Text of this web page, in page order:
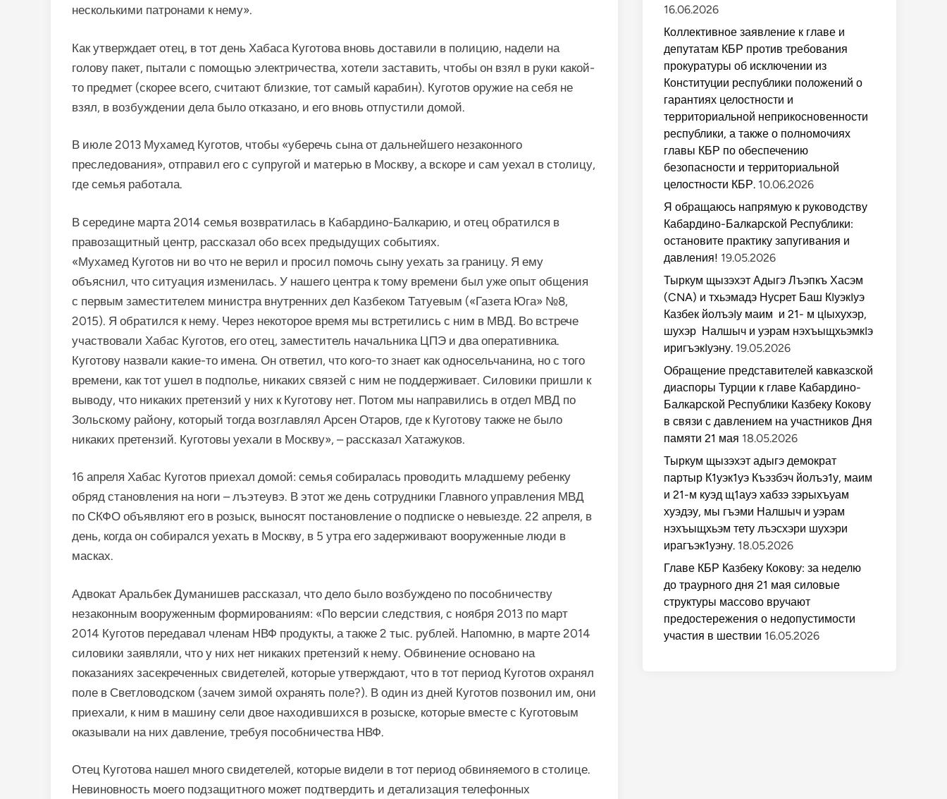
несколькими патронами к нему».
Как утверждает отец, в тот день Хабаса Куготова вновь доставили в полицию, надели на
голову пакет, пытали с помощью электричества, хотели заставить, чтобы он взял в руки какой-
то предмет (скорее всего, считают близкие, тот самый карабин). Куготов оружие на себя не
взял, в возбуждении дела было отказано, и его вновь отпустили домой.
В июле 2013 Мухамед Куготов, чтобы «уберечь сына от дальнейшего незаконного
преследования», отправил его с супругой и матерью в Москву, а вскоре и сам уехал в столицу,
где семья работала.
В середине марта 2014 семья возвратилась в Кабардино-Балкарию, и отец обратился в
правозащитный центр, рассказал обо всех предыдущих событиях.
«Мухамед Куготов ни во что не верил и просил помочь сыну уехать за границу. Я ему
объяснил, что ситуация изменилась. У нашего центра к тому времени был уже опыт общения
с первым заместителем министра внутренних дел Казбеком Татуевым («Газета Юга» №8,
2015). Я обратился к нему. Через некоторое время мы встретились с ним в МВД. Во встрече
участвовали Хабас Куготов, его отец, заместитель начальника ЦПЭ и два оперативника.
Куготову назвали какие-то имена. Он ответил, что кого-то знает как односельчанина, но с того
времени, как тот ушел в подполье, никаких связей с ним не поддерживает. Силовики пришли к
выводу, что никаких претензий у них к Куготову нет. Потом мы направились в отдел МВД по
Зольскому району, который тогда возглавлял Арсен Отаров, где к Куготову также не было
никаких претензий. Куготовы уехали в Москву», – рассказал Хатажуков.
16 апреля Хабас Куготов приехал домой: семья собиралась проводить младшему ребенку
обряд становления на ноги – лъэтеувэ. В этот же день сотрудники Главного управления МВД
по СКФО объявляют его в розыск, выносят постановление о подписке о невыезде. 22 апреля, в
день, когда он собирался уехать в Москву, в 5 утра его задерживают вооруженные люди в
масках.
Адвокат Аральбек Думанишев рассказал, что дело было возбуждено по пособничеству
незаконным вооруженным формированиям: «По версии следствия, с ноября 2013 по март
2014 Куготов передавал членам НВФ продукты, а также 2 тыс. рублей. Напомню, в марте 2014
силовики заявляли, что у них нет никаких претензий к нему. Обвинение основано на
показаниях засекреченных свидетелей, которые утверждают, что в тот период Куготов охранял
поле в Светловодском (зачем зимой охранять поле?). В один из дней Куготов позвонил им, они
приехали, к ним в машину сели двое находившихся в розыске, которые вместе с Куготовым
оказывали на них давление, требуя пособничества НВФ.
Отец Куготова нашел много свидетелей, которые видели в тот период обвиняемого в столице.
Невиновность моего подзащитного может подтвердить и детализация телефонных
16.06.2026
Коллективное заявление к главе и
депутатам КБР против требования
прокуратуры об исключении из
Конституции республики положений о
гарантиях целостности и
территориальной неприкосновенности
республики, а также о полномочиях
главы КБР по обеспечению
безопасности и территориальной
целостности КБР. 10.06.2026
Я обращаюсь напрямую к руководству
Кабардино-Балкарской Республики:
остановите практику запугивания и
давления! 19.05.2026
Тыркум щызэхэт Адыгэ Лъэпкъ Хасэм
(CNA) и тхьэмадэ Нусрет Баш КIуэкIуэ
Казбек йолъэIу маим и 21- м цIыхухэр,
шухэр Налшыч и уэрам нэхъыщхьэмкIэ
иригъэкIуэну. 19.05.2026
Обращение представителей кавказской
диаспоры Турции к главе Кабардино-
Балкарской Республики Казбеку Кокову
в связи с давлением на участников Дня
памяти 21 мая 18.05.2026
Тыркум щызэхэт адыгэ демократ
партыр К1уэк1уэ Къэзбэч йолъэ1у, маим
и 21-м куэд щ1ауэ хабзэ зэрыхъуам
хуэдэу, мы гъэми Налшыч и уэрам
нэхъыщхьэм тету лъэсхэри шухэри
ирагъэк1уэну. 18.05.2026
Главе КБР Казбеку Кокову: за неделю
до траурного дня 21 мая силовые
структуры массово вручают
предостережения о недопустимости
участия в шествии 16.05.2026